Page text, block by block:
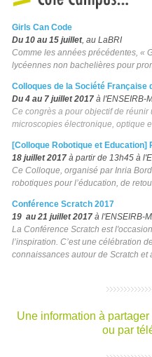
Girls Can Code
Du 10 au 15 juillet, au LaBRI
Comme les années précédentes, «
lycéennes non bachelières pour
Colloques de la Société Française
Du 4 au 7 juillet 2017 à l'ENSEIRB-
Ce congrès a pour objectif de
microscopies électronique, optique
[Colloque Robotique et
18 juillet 2017 à partir de 13h45 à
Ce Colloque, organisé par Inria
robotiques pour l’éducation, de
Conférence Scratch 2017
19 au 21 juillet 2017 à l'ENSEIRB-
La Conférence Scratch est
l’inspiration. C’est une célébration
connaissances autour de Scratch et
Une information à
ou par